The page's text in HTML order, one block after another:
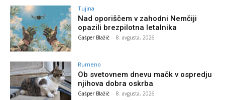
Tujina
Nad oporiščem v zahodni Nemčiji
opazili brezpilotna letalnika
Gašper Blažič - 8. avgusta, 2026
Rumeno
Ob svetovnem dnevu mačk v ospredju
njihova dobra oskrba
Gašper Blažič - 8. avgusta, 2026